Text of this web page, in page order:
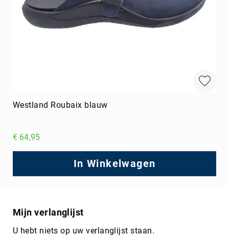
Westland Roubaix blauw
€ 64,95
In Winkelwagen
Mijn verlanglijst
U hebt niets op uw verlanglijst staan.